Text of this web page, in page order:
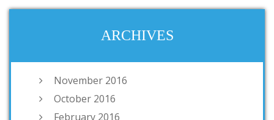
ARCHIVES
November 2016
October 2016
February 2016